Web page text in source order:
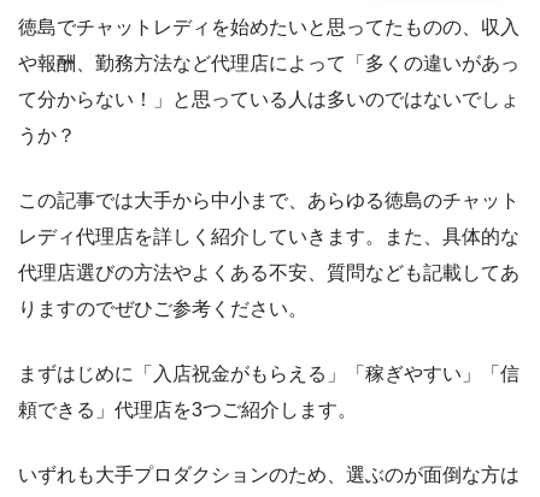
徳島でチャットレディを始めたいと思ってたものの、収入
や報酬、勤務方法など代理店によって「多くの違いがあっ
て分からない！」と思っている人は多いのではないでしょ
うか？
この記事では大手から中小まで、あらゆる徳島のチャット
レディ代理店を詳しく紹介していきます。また、具体的な
代理店選びの方法やよくある不安、質問なども記載してあ
りますのでぜひご参考ください。
まずはじめに「入店祝金がもらえる」「稼ぎやすい」「信
頼できる」代理店を3つご紹介します。
いずれも大手プロダクションのため、選ぶのが面倒な方は